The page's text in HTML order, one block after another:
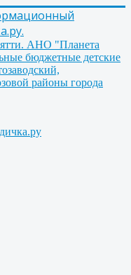
АНО "Планета
бюджетные детские
районы города